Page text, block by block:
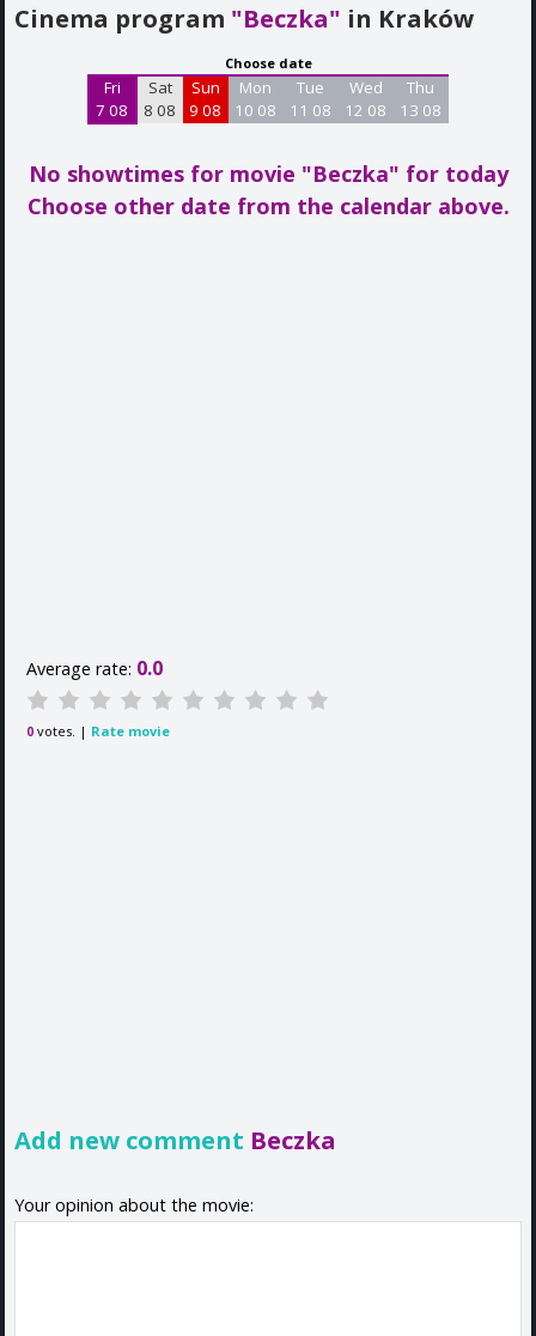
Cinema program "Beczka" in Kraków
Choose date
Fri
7 08
Sat
8 08
Sun
9 08
Mon
10 08
Tue
11 08
Wed
12 08
Thu
13 08
No showtimes for movie "Beczka" for today
Choose other date from the calendar above.
Average rate: 0.0
0 votes. | Rate movie
Add new comment Beczka
Your opinion about the movie: